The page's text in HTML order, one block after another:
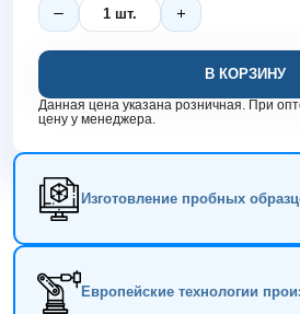
В КОРЗИНУ
Данная цена указана розничная. При
цену у менеджера.
Изготовление пробных
Европейские технологии